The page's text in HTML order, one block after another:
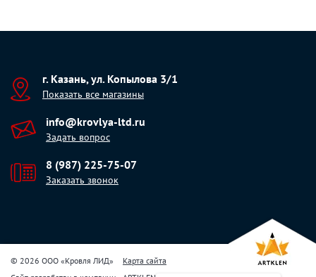
г. Казань, ул. Копылова 3/1
Показать все магазины
info@krovlya-ltd.ru
Задать вопрос
8 (987) 225-75-07
Заказать звонок
© 2026 ООО «Кровля ЛИД»
Карта сайта